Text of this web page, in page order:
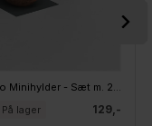
Como Minihylder - Sæt m. 2 stk. brede - Grå
129,-
På lager